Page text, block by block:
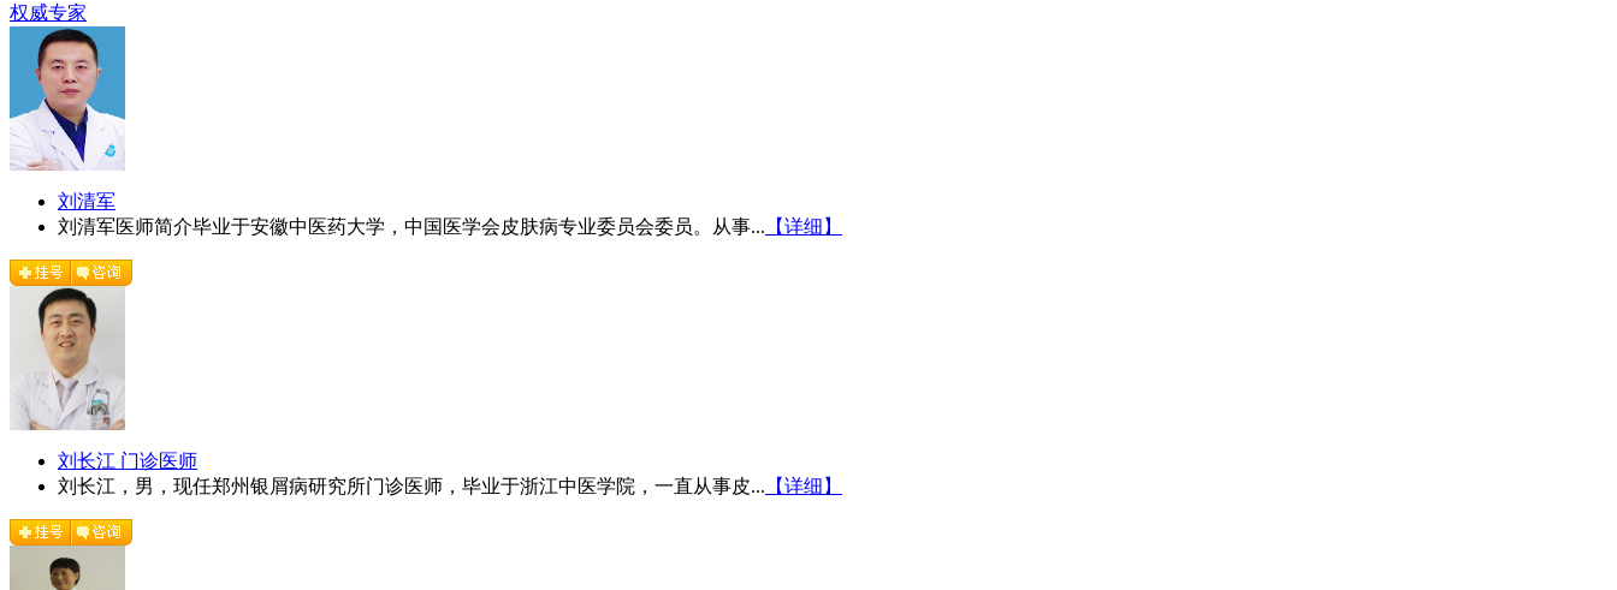
权威专家
刘清军
刘清军医师简介毕业于安徽中医药大学，中国医学会皮肤病专业委员会委员。从事... 【详细】
刘长江 门诊医师
刘长江，男，现任郑州银屑病研究所门诊医师，毕业于浙江中医学院，一直从事皮... 【详细】